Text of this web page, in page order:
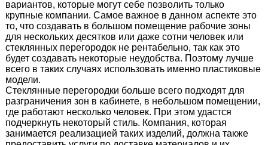
вариантов, которые могут себе позволить только
крупные компании. Самое важное в данном аспекте это
то, что создавать в большом помещение рабочие зоны
для нескольких десятков или даже сотни человек или
стеклянных перегородок не рентабельно, так как это
будет создавать некоторые неудобства. Поэтому лучше
всего в таких случаях использовать именно пластиковые
модели.
Стеклянные перегородки больше всего подходят для
разграничения зон в кабинете, в небольшом помещении,
где работают несколько человек. При этом удастся
подчеркнуть некоторый стиль. Компания, которая
занимается реализацией таких изделий, должна также